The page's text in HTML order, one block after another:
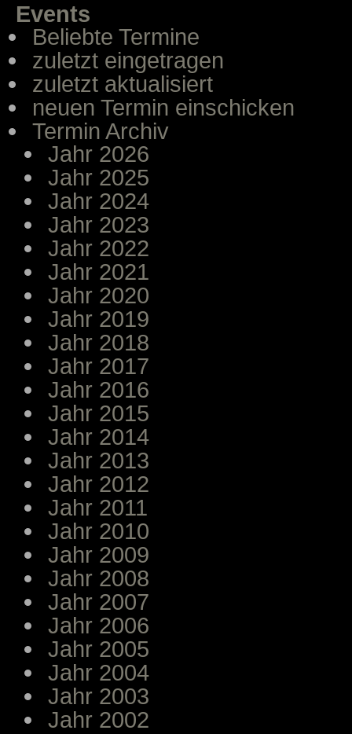
Events
Beliebte Termine
zuletzt eingetragen
zuletzt aktualisiert
neuen Termin einschicken
Termin Archiv
Jahr 2026
Jahr 2025
Jahr 2024
Jahr 2023
Jahr 2022
Jahr 2021
Jahr 2020
Jahr 2019
Jahr 2018
Jahr 2017
Jahr 2016
Jahr 2015
Jahr 2014
Jahr 2013
Jahr 2012
Jahr 2011
Jahr 2010
Jahr 2009
Jahr 2008
Jahr 2007
Jahr 2006
Jahr 2005
Jahr 2004
Jahr 2003
Jahr 2002